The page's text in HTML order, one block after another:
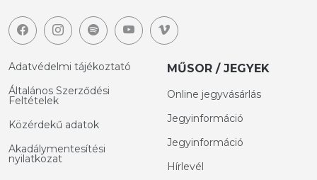
Adatvédelmi tájékoztató
Általános Szerződési
Feltételek
Közérdekű adatok
Akadálymentesítési
nyilatkozat
MŰSOR / JEGYEK
Online jegyvásárlás
Jegyinformáció
Jegyinformáció
Hírlevél